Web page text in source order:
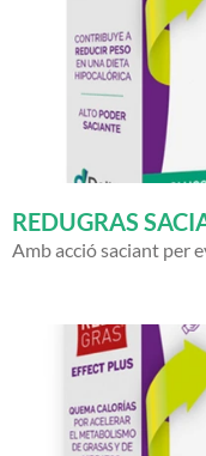
REDUGRAS
Amb acció saciant per